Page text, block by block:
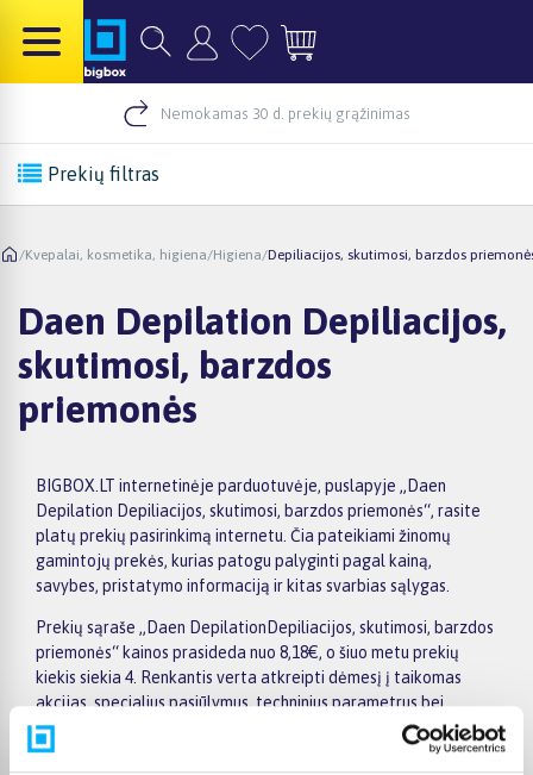
Nemokamas 30 d. prekių grąžinimas
Prekių filtras
/Kvepalai, kosmetika, higiena/Higiena/Depiliacijos, skutimosi, barzdos
Daen Depilation Depiliacijos,
skutimosi, barzdos
priemonės
BIGBOX.LT internetinėje parduotuvėje, puslapyje „Daen
Depilation Depiliacijos, skutimosi, barzdos priemonės“, rasite
platų prekių pasirinkimą internetu. Čia pateikiami žinomų
gamintojų prekės, kurias patogu palyginti pagal kainą,
savybes, pristatymo informaciją ir kitas svarbias sąlygas.
Prekių sąraše „Daen DepilationDepiliacijos, skutimosi, barzdos
priemonės“ kainos prasideda nuo 8,18€, o šiuo metu prekių
kiekis siekia 4. Renkantis verta atkreipti dėmesį į taikomas
akcijas, specialius pasiūlymus, techninius parametrus bei
papildomas pirkimo sąlygas, kad būtų lengviau išsirinkti
geriausiai jūsų poreikius atitinkantį variantą.